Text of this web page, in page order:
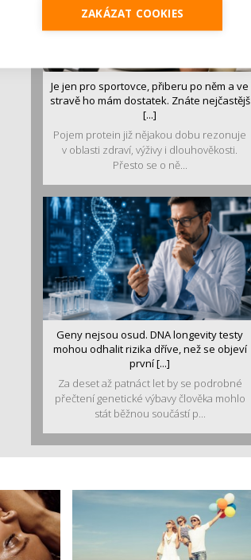
Je jen pro sportovce, přiberu po něm a ve
stravě ho mám dostatek. Znáte nejčastějš
[...]
Pojem protein již nějakou dobu rezonuje
v oblasti zdraví, výživy i dlouhověkosti.
Přesto se o ně...
Geny nejsou osud. DNA longevity testy
mohou odhalit rizika dříve, než se objeví
první [...]
Za deset až patnáct let by se podrobné
přečtení genetické výbavy člověka mohlo
stát běžnou součástí p...
ZAKÁZAT COOKIES